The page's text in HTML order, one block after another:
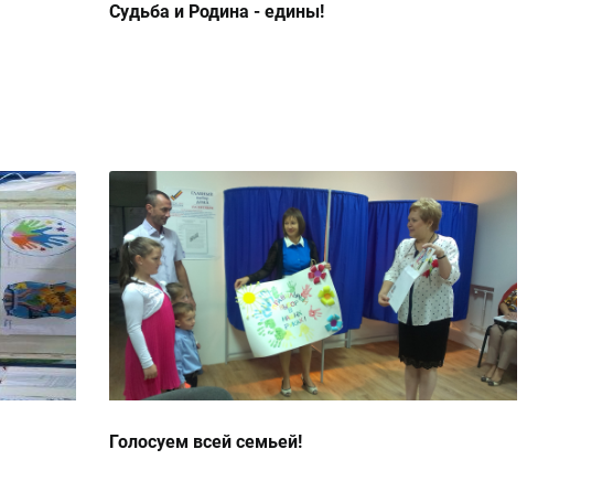
Судьба и Родина - едины!
Голосуем всей семьей!